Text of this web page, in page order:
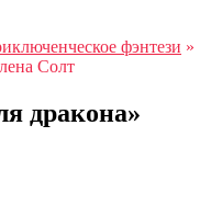
фэнтези »
Солт
дракона»